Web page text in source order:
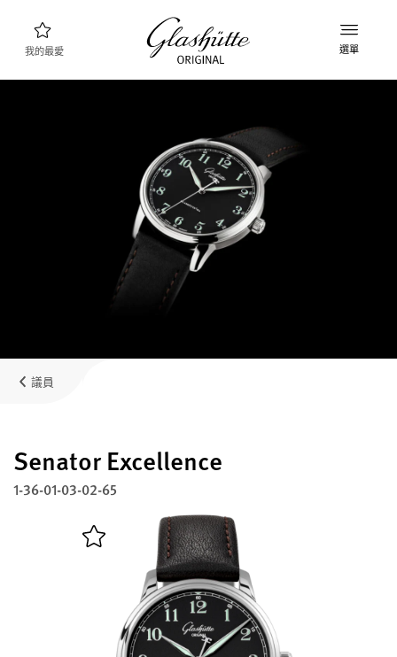
我的最愛 選單
格拉蘇蒂原創品牌
製錶廠，歷史與合作夥伴
MyAccount
服務
保固、維修以及修復工作室
聯絡方式
與我們取得聯繫
English Deutsch
議員
Senator Excellence
1-36-01-03-02-65